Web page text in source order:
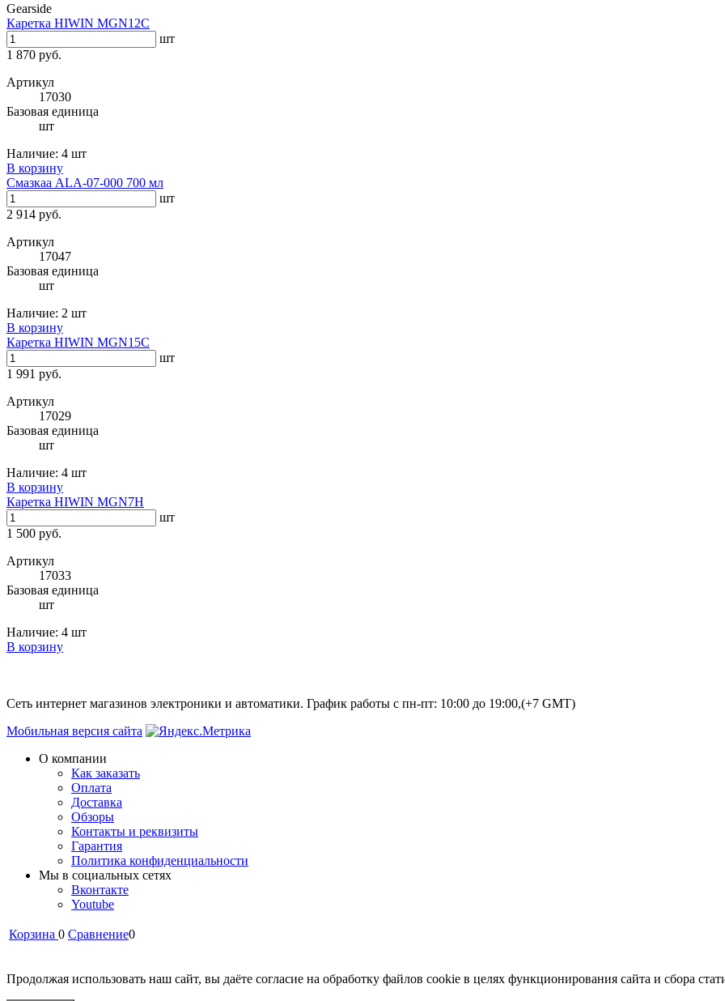
Gearside
Каретка HIWIN MGN12C
шт
1 870 руб.
Артикул
17030
Базовая единица
шт
Наличие: 4 шт
В корзину
Смазкаа ALA-07-000 700 мл
шт
2 914 руб.
Артикул
17047
Базовая единица
шт
Наличие: 2 шт
В корзину
Каретка HIWIN MGN15C
шт
1 991 руб.
Артикул
17029
Базовая единица
шт
Наличие: 4 шт
В корзину
Каретка HIWIN MGN7H
шт
1 500 руб.
Артикул
17033
Базовая единица
шт
Наличие: 4 шт
В корзину
Сеть интернет магазинов электроники и автоматики. График работы с пн-пт: 10:00 до 19:00,(+7 GMT)
Мобильная версия сайта
О компании
Как заказать
Оплата
Доставка
Обзоры
Контакты и реквизиты
Гарантия
Политика конфиденциальности
Мы в cоциальных сетях
Вконтакте
Youtube
Корзина 0 Сравнение0
Продолжая использовать наш сайт, вы даёте согласие на обработку файлов cookie в целях функционирования сайта и сбора